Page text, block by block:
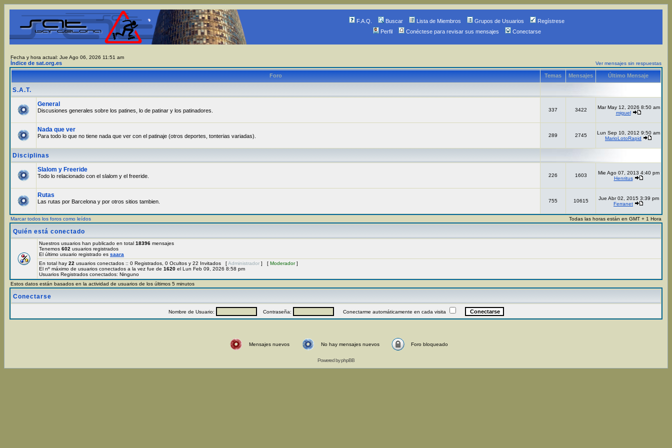
F.A.Q. Buscar Lista de Miembros Grupos de Usuarios
Regístrese
Perfil
Conéctese para revisar sus mensajes Conectarse
Fecha y hora actual: Jue Ago 06, 2026 11:51 am
Índice de sat.org.es Ver mensajes sin respuestas
Foro Temas Mensajes Último Mensaje
S.A.T.
General
Discusiones generales sobre los patines, lo de patinar y los patinadores. 337 3422
Mar May 12, 2026 8:50 am
miguel
Nada que ver
Para todo lo que no tiene nada que ver con el patinaje (otros deportes, tonterias variadas). 289 2745
Lun Sep 10, 2012 9:50 am
MarioLotoRapid
Disciplinas
Slalom y Freeride
Todo lo relacionado con el slalom y el freeride. 226 1603
Mie Ago 07, 2013 4:40 pm
Henritus
Rutas
Las rutas por Barcelona y por otros sitios tambien. 755 10615
Jue Abr 02, 2015 3:39 pm
Ferranet
Marcar todos los foros como leídos Todas las horas están en GMT + 1 Hora
Quién está conectado
Nuestros usuarios han publicado en total 18396 mensajes
Tenemos 602 usuarios registrados
El último usuario registrado es saara
En total hay 22 usuarios conectados :: 0 Registrados, 0 Ocultos y 22 Invitados [Administrador ] [ Moderador]
El nº máximo de usuarios conectados a la vez fue de 1620 el Lun Feb 09, 2026 8:58 pm
Usuarios Registrados conectados: Ninguno
Estos datos están basados en la actividad de usuarios de los últimos 5 minutos
Conectarse
Nombre de Usuario: Contraseña: Conectarme automáticamente en cada visita
Mensajes nuevos No hay mensajes nuevos Foro bloqueado
Powered byphpBB